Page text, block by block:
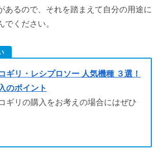
あるので、それを踏まえて自分の用途に
でください。
ギリ・レシプロソー 人気機種 ３選！
のポイント
ギリの購入をお考えの場合にはぜひ